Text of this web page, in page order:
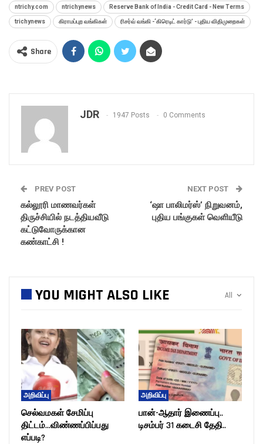
ntrichy.com ntrichynews Reserve Bank of India - Credit Card - New Terms
trichynews கிராமப்புற வங்கிகள் ரிசர்வ் வங்கி -‘கிரெடிட் கார்டு’ - புதிய விதிமுறைகள்
Share
JDR 1947 Posts 0 Comments
PREV POST
கல்லூரி மாணவர்கள்
திருச்சியில் நடத்தியவீடு
கட்டுவோருக்கான
கண்காட்சி !
NEXT POST
‘ஷா பாலிமர்ஸ்’ நிறுவனம்,
புதிய பங்குகள் வெளியீடு
All
YOU MIGHT ALSO LIKE
அறிவிப்பு
செல்வமகள் சேமிப்பு
திட்டம்…விண்ணப்பிப்பது
எப்படி?
அறிவிப்பு
பான்-ஆதார் இணைப்பு..
டிசம்பர் 31 கடைசி தேதி..